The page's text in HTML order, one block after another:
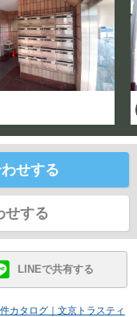
せする
せする
LINEで共有する
カタログ｜文京トラスティ